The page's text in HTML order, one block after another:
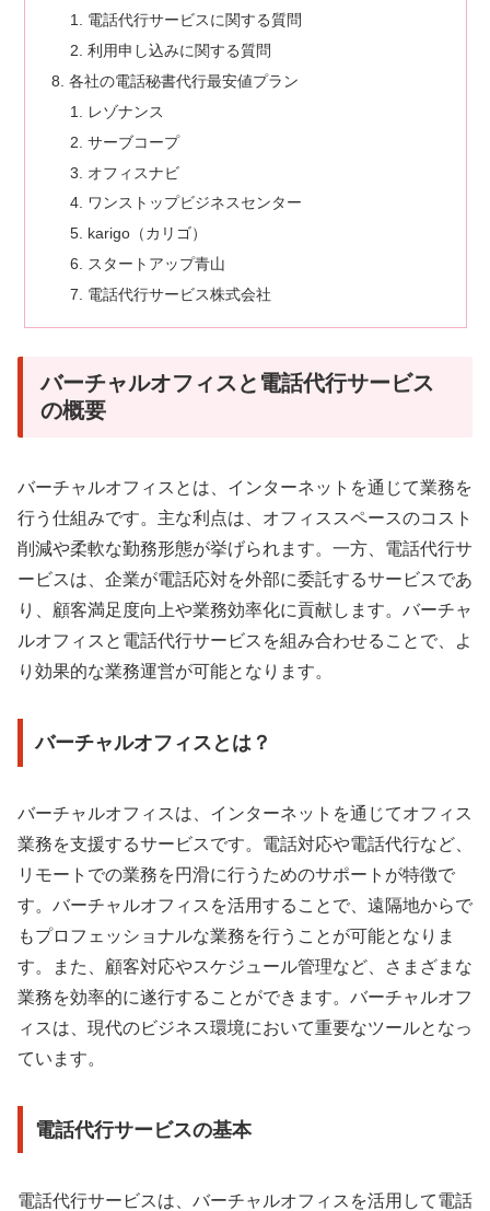
電話代行サービスに関する質問
利用申し込みに関する質問
各社の電話秘書代行最安値プラン
レゾナンス
サーブコープ
オフィスナビ
ワンストップビジネスセンター
karigo（カリゴ）
スタートアップ青山
電話代行サービス株式会社
バーチャルオフィスと電話代行サービス
の概要
バーチャルオフィスとは、インターネットを通じて業務を
行う仕組みです。主な利点は、オフィススペースのコスト
削減や柔軟な勤務形態が挙げられます。一方、電話代行サ
ービスは、企業が電話応対を外部に委託するサービスであ
り、顧客満足度向上や業務効率化に貢献します。バーチャ
ルオフィスと電話代行サービスを組み合わせることで、よ
り効果的な業務運営が可能となります。
バーチャルオフィスとは？
バーチャルオフィスは、インターネットを通じてオフィス
業務を支援するサービスです。電話対応や電話代行など、
リモートでの業務を円滑に行うためのサポートが特徴で
す。バーチャルオフィスを活用することで、遠隔地からで
もプロフェッショナルな業務を行うことが可能となりま
す。また、顧客対応やスケジュール管理など、さまざまな
業務を効率的に遂行することができます。バーチャルオフ
ィスは、現代のビジネス環境において重要なツールとなっ
ています。
電話代行サービスの基本
電話代行サービスは、バーチャルオフィスを活用して電話